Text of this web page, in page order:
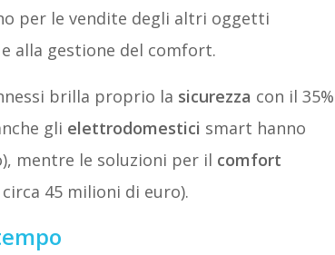
per le vendite degli altri oggetti
alla gestione del comfort.
brilla proprio la sicurezza con il 35%
gli elettrodomestici smart hanno
mentre le soluzioni per il comfort
45 milioni di euro).